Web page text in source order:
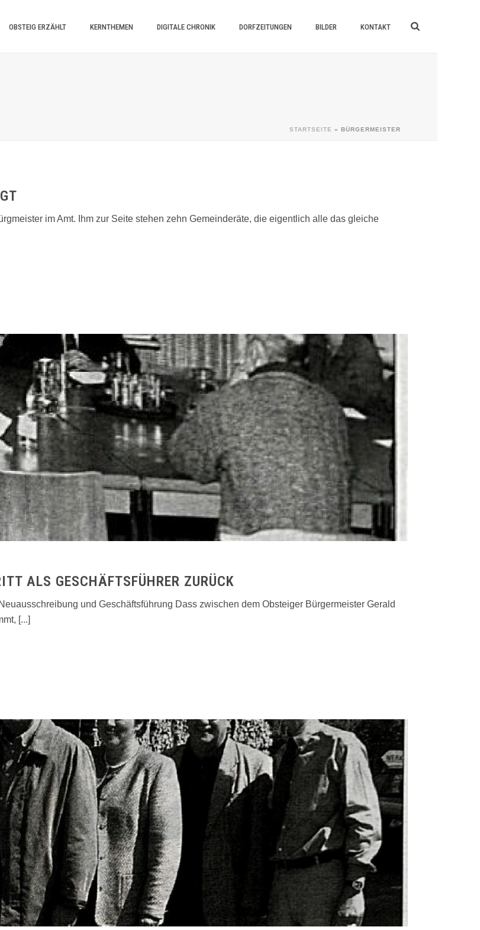
OBSTEIG ERZÄHLT KERNTHEMEN DIGITALE CHRONIK DORFZEITUNGEN BILDER KONTAKT
STARTSEITE » BÜRGERMEISTER
im Amt. Ihm zur Seite stehen zehn Gemeinderäte, die eigentlich alle das gleiche
ALS GESCHÄFTSFÜHRER ZURÜCK
und Geschäftsführung Dass zwischen dem Obsteiger Bürgermeister Gerald
[...]